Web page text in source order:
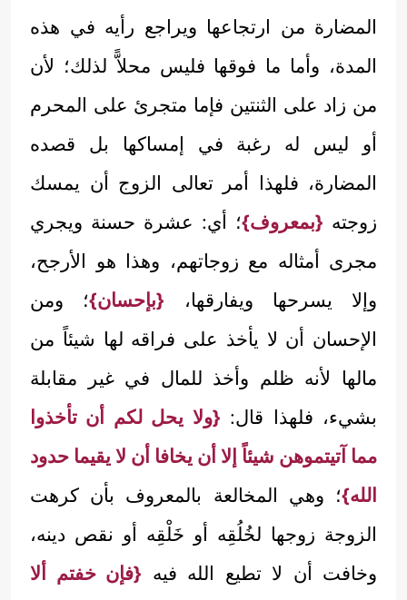
المضارة من ارتجاعها ويراجع رأيه في هذه
المدة، وأما ما فوقها فليس محلاًّ لذلك؛ لأن
من زاد على الثنتين فإما متجرئ على المحرم
أو ليس له رغبة في إمساكها بل قصده
المضارة، فلهذا أمر تعالى الزوج أن يمسك
زوجته {بمعروف}؛ أي: عشرة حسنة ويجري
مجرى أمثاله مع زوجاتهم، وهذا هو الأرجح،
وإلا يسرحها ويفارقها، {بإحسان}؛ ومن
الإحسان أن لا يأخذ على فراقه لها شيئاً من
مالها لأنه ظلم وأخذ للمال في غير مقابلة
بشيء، فلهذا قال: {ولا يحل لكم أن تأخذوا
مما آتيتموهن شيئاً إلا أن يخافا أن لا يقيما حدود
الله}؛ وهي المخالعة بالمعروف بأن كرهت
الزوجة زوجها لخُلُقِه أو خَلْقِه أو نقص دينه،
وخافت أن لا تطيع الله فيه {فإن خفتم ألا